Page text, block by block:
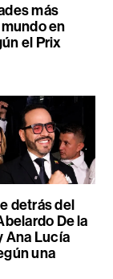
más
en
el Prix
detrás del
De la
Ana Lucía
una